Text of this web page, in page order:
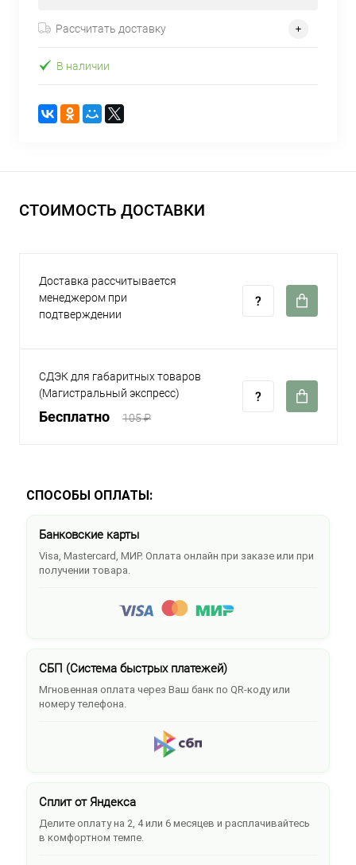
Рассчитать доставку
В наличии
СТОИМОСТЬ ДОСТАВКИ
Доставка рассчитывается
менеджером при
подтверждении
СДЭК для габаритных товаров
(Магистральный экспресс)
Бесплатно 105 ₽
СПОСОБЫ ОПЛАТЫ:
Банковские карты
Visa, Mastercard, МИР. Оплата онлайн при заказе или при
получении товара.
СБП (Система быстрых платежей)
Мгновенная оплата через Ваш банк по QR-коду или
номеру телефона.
Сплит от Яндекса
Делите оплату на 2, 4 или 6 месяцев и расплачивайтесь
в комфортном темпе.